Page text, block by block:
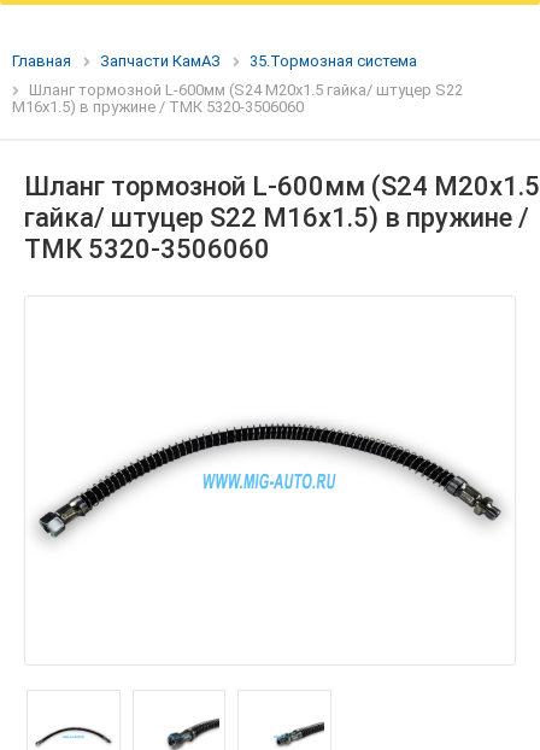
Главная Запчасти КамАЗ
35.Тормозная система
Шланг тормозной L-600мм (S24 М20х1.5 гайка/ штуцер S22
М16х1.5) в пружине / ТМК 5320-3506060
Шланг тормозной L-600мм (S24 М20х1.5
гайка/ штуцер S22 М16х1.5) в пружине /
ТМК 5320-3506060